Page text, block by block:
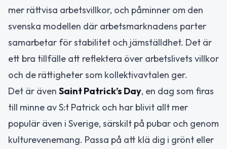
mer rättvisa arbetsvillkor, och påminner om den
svenska modellen där arbetsmarknadens parter
samarbetar för stabilitet och jämställdhet. Det är
ett bra tillfälle att reflektera över arbetslivets villkor
och de rättigheter som kollektivavtalen ger.
Det är även Saint Patrick’s Day, en dag som firas
till minne av S:t Patrick och har blivit allt mer
populär även i Sverige, särskilt på pubar och genom
kulturevenemang. Passa på att klä dig i grönt eller